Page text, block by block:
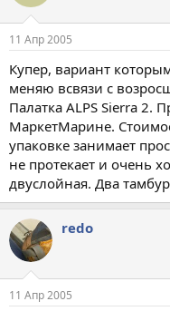
11 Апр 2005
Купер, вариант
меняю всвязи с
Палатка ALPS Sierra 2.
МаркетМарине.
упаковке занимает
не протекает и очень
двуслойная. Два
redo
11 Апр 2005